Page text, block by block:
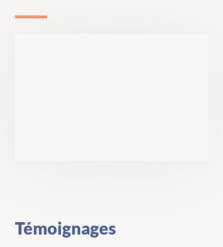
Témoignages